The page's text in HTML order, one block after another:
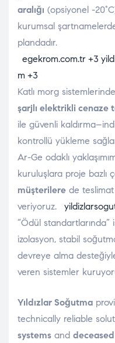
aralığı (opsiyonel -
kurumsal
plandadır.
egekrom.com.tr +3
m +3
Katlı morg sistemlerinde
şarjlı elektrikli cenaze
ile güvenli
kontrollü yükleme
Ar-Ge odaklı
kuruluşlara proje bazlı
müşterilere de
veriyoruz.
“Ödül
izolasyon, stabil
devreye alma
veren sistemler
Yıldızlar Soğutma
technically reliable
systems and